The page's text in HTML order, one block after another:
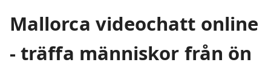
Mallorca videochatt online
- träffa människor från ön